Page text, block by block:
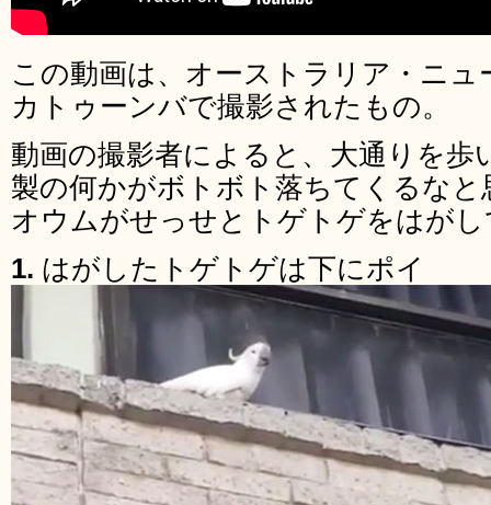
この動画は、オーストラリア・ニ
カトゥーンバで撮影されたもの。
動画の撮影者によると、大通りを
製の何かがボトボト落ちてくるな
オウムがせっせとトゲトゲをはが
1. はがしたトゲトゲは下にポイ